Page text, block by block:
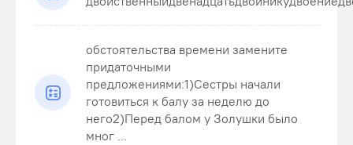
обстоятельства времени замените
придаточными
предложениями:1)Сестры начали
готовиться к балу за неделю до
него2)Перед балом у Золушки было
мног ...